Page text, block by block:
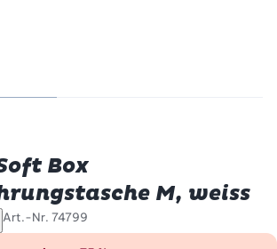
Box
M, weiss
Art.-Nr. 74799